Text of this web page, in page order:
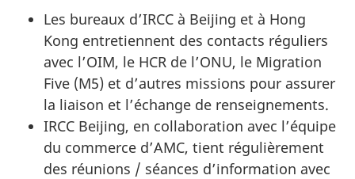
Les bureaux d’IRCC à Beijing et à Hong
Kong entretiennent des contacts réguliers
avec l’OIM, le HCR de l’ONU, le Migration
Five (M5) et d’autres missions pour assurer
la liaison et l’échange de renseignements.
IRCC Beijing, en collaboration avec l’équipe
du commerce d’AMC, tient régulièrement
des réunions / séances d’information avec